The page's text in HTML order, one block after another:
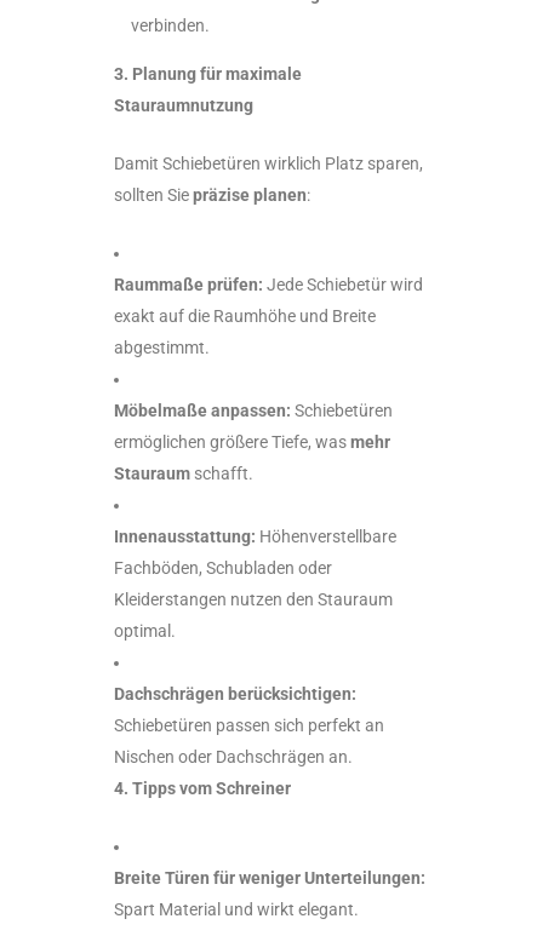
verbinden.
3. Planung für maximale
Stauraumnutzung
Damit Schiebetüren wirklich Platz sparen,
sollten Siepräzise planen:
Raummaße prüfen: Jede Schiebetür wird
exakt auf die Raumhöhe und Breite
abgestimmt.
Möbelmaße anpassen: Schiebetüren
ermöglichen größere Tiefe, wasmehr
Stauraum schafft.
Innenausstattung: Höhenverstellbare
Fachböden, Schubladen oder
Kleiderstangen nutzen den Stauraum
optimal.
Dachschrägen berücksichtigen:
Schiebetüren passen sich perfekt an
Nischen oder Dachschrägen an.
4. Tipps vom Schreiner
Breite Türen für weniger Unterteilungen:
Spart Material und wirkt elegant.